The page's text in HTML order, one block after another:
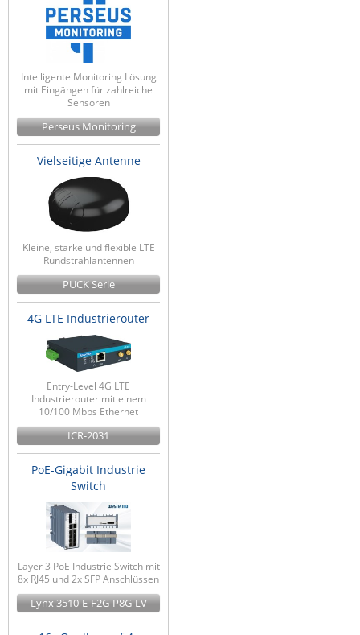
Intelligente Monitoring Lösung
mit Eingängen für zahlreiche
Sensoren
Perseus Monitoring
Vielseitige Antenne
Kleine, starke und flexible LTE
Rundstrahlantennen
PUCK Serie
4G LTE Industrierouter
Entry-Level 4G LTE
Industrierouter mit einem
10/100 Mbps Ethernet
ICR-2031
PoE-Gigabit Industrie
Switch
Layer 3 PoE Industrie Switch mit
8x RJ45 und 2x SFP Anschlüssen
Lynx 3510-E-F2G-P8G-LV